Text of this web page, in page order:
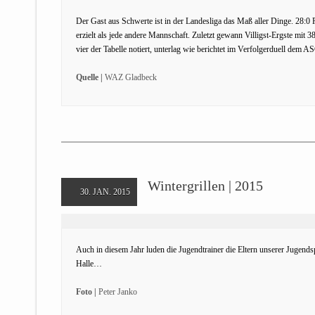
Der Gast aus Schwerte ist in der Landesliga das Maß aller Dinge.
erzielt als jede andere Mannschaft. Zuletzt gewann Villigst-Ergste mit
vier der Tabelle notiert, unterlag wie berichtet im Verfolgerduell dem
Quelle | WAZ Gladbeck
30. JAN. 2015 Wintergrillen | 2015
Auch in diesem Jahr luden die Jugendtrainer die Eltern unserer
Halle…
Foto | Peter Janko